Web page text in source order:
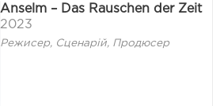
Anselm – Das Rauschen der Zeit
2023
Режисер, Сценарій, Продюсер